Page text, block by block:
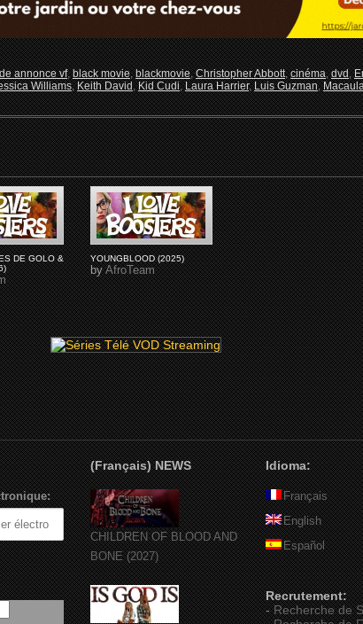
annonce vf,black movie,blackmovie,Christopher Abbott,cinéma,dvd,
Williams,Keith David,Kid Cudi,Laura Harrier,Luis Guzman,
DE GOLO &
YOUNGBLOOD (2025)
byAfroTeam
(Français) NEWS
CHILDREN OF BLOOD AND
BONE (2027)
Idioma:
Français
English
Español
Recrutement:
-Recherche de